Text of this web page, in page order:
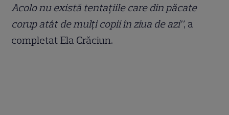
Acolo nu există tentațiile care din păcate
corup atât de mulți copii în ziua de azi”, a
completat Ela Crăciun.